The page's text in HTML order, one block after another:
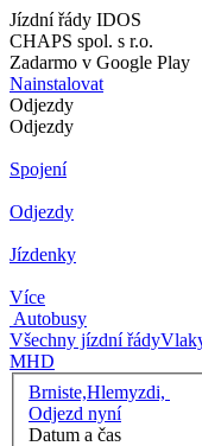
Jízdní řády IDOS
CHAPS spol. s r.o.
Zadarmo v Google Play
Nainstalovat
Odjezdy
Odjezdy
Spojení
Odjezdy
Jízdenky
Více
Autobusy
Všechny jízdní řády
MHD
Brniste,Hlemyzdi,
Odjezd nyní
Datum a čas